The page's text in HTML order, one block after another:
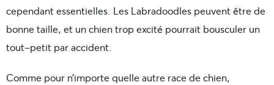
cependant essentielles. Les Labradoodles peuvent être de
bonne taille, et un chien trop excité pourrait bousculer un
tout-petit par accident.
Comme pour n’importe quelle autre race de chien,